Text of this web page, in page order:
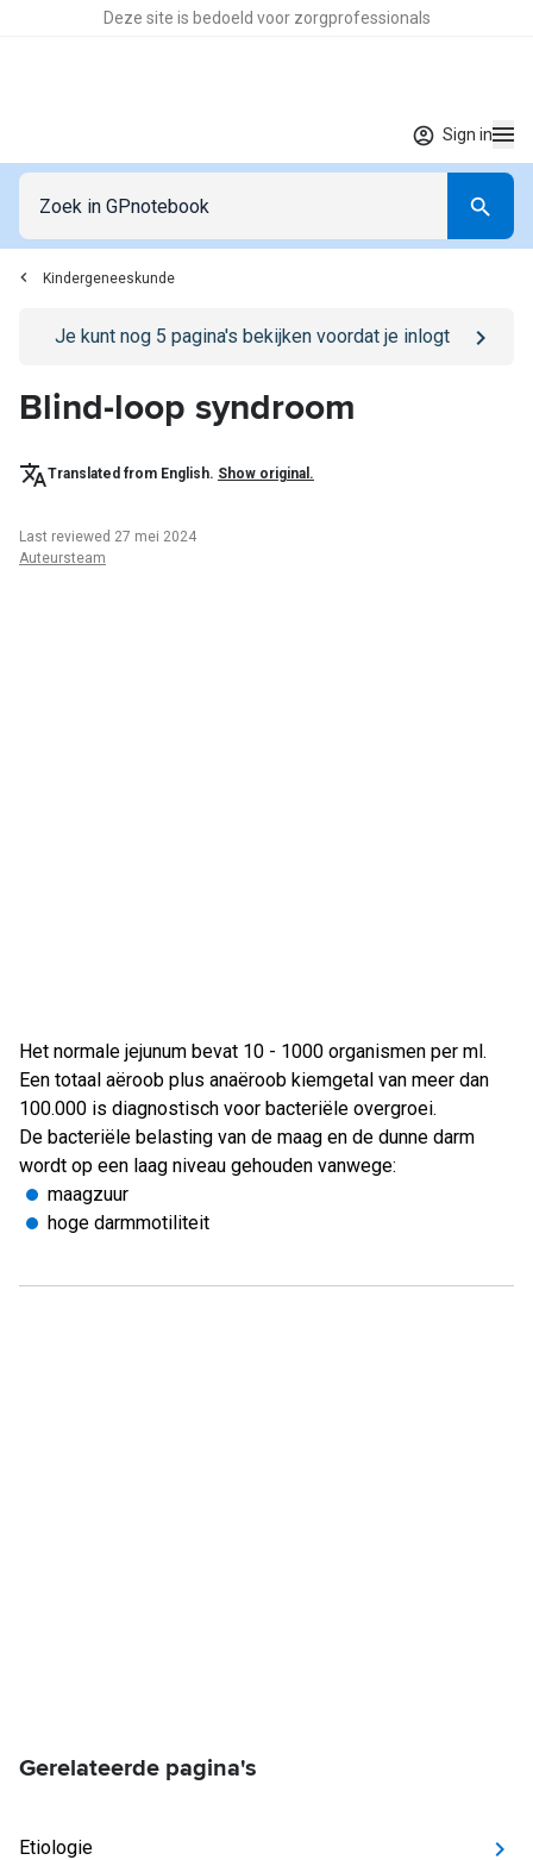
Deze site is bedoeld voor zorgprofessionals
Sign in
Kindergeneeskunde
Go to/sign-in page
Je kunt nog 5 pagina's bekijken voordat je inlogt
Blind-loop syndroom
Translated from English. Show original.
Last reviewed 27 mei 2024
Auteursteam
Het normale jejunum bevat 10 - 1000 organismen per ml.
Een totaal aëroob plus anaëroob kiemgetal van meer dan
100.000 is diagnostisch voor bacteriële overgroei.
De bacteriële belasting van de maag en de dunne darm
wordt op een laag niveau gehouden vanwege:
maagzuur
hoge darmmotiliteit
Gerelateerde pagina's
Etiologie